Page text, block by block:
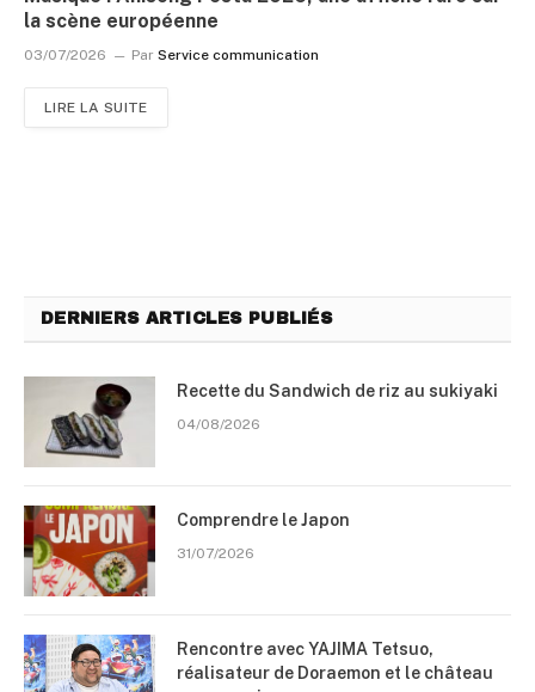
la scène européenne
03/07/2026 Par Service communication
LIRE LA SUITE
DERNIERS ARTICLES PUBLIÉS
Recette du Sandwich de riz au sukiyaki
04/08/2026
Comprendre le Japon
31/07/2026
Rencontre avec YAJIMA Tetsuo,
réalisateur de Doraemon et le château